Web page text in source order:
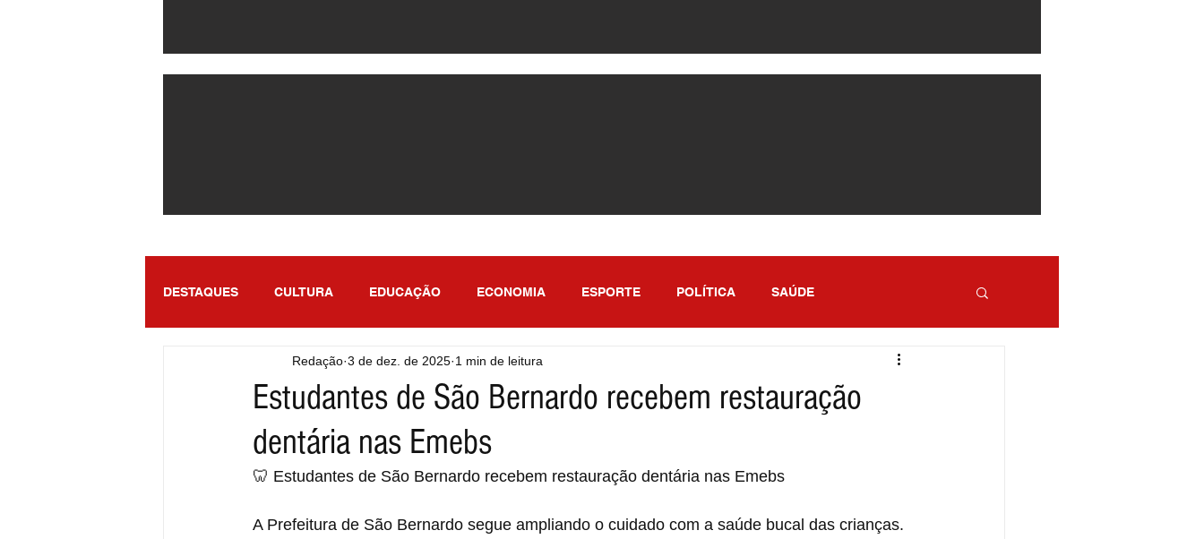
DESTAQUES CULTURA EDUCAÇÃO ECONOMIA ESPORTE POLÍTICA SAÚDE
ENTRETENIMENTO SÃO PAULO
Estudantes de São Bernardo recebem restauração
dentária nas Emebs
Redação 3 de dez. de 2025 1 min de leitura
🦷 Estudantes de São Bernardo recebem restauração dentária nas Emebs
A Prefeitura de São Bernardo segue ampliando o cuidado com a saúde bucal das crianças.